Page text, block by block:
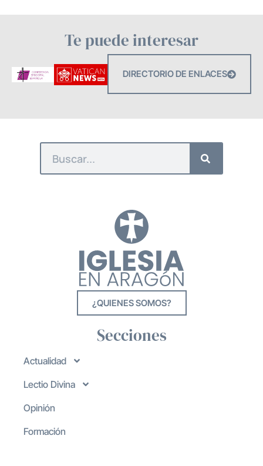
Te puede interesar
DIRECTORIO DE ENLACES
¿QUIENES SOMOS?
Secciones
Actualidad
Lectio Divina
Opinión
Formación